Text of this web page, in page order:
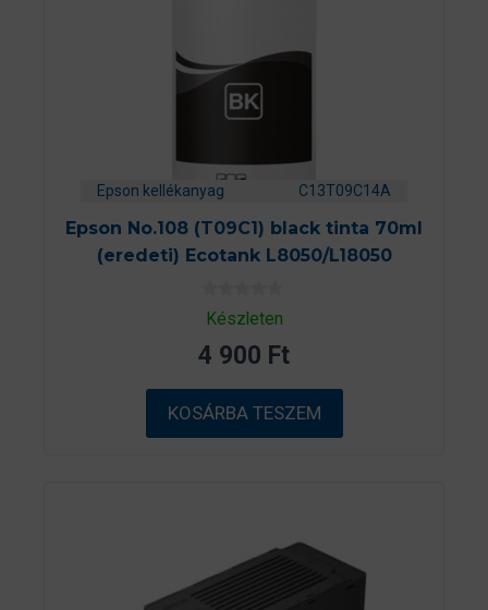
Epson kellékanyag C13T09C14A
Epson No.108 (T09C1) black tinta 70ml
(eredeti) Ecotank L8050/L18050
0
a
5
b
ő
l
Készleten
4 900 Ft
KOSÁRBA TESZEM